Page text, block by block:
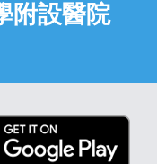
附設醫院